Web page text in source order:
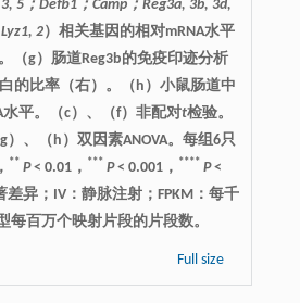
5；Defb1；Camp；Reg3a, 3b, 3d,
2）相关基因的相对mRNA水平
（g）肠道Reg3b的免疫印迹分析
的比率（右）。（h）小鼠肠道中
水平。（c）、（f）非配对t检验。
）、（h）双因素ANOVA。每组6只
** P< 0.01， *** P< 0.001， **** P<
差异；IV：静脉注射；FPKM：每千
每百万个映射片段的片段数。
Full size